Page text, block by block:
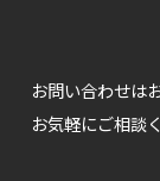
お問い合わせは
お気軽にご相談